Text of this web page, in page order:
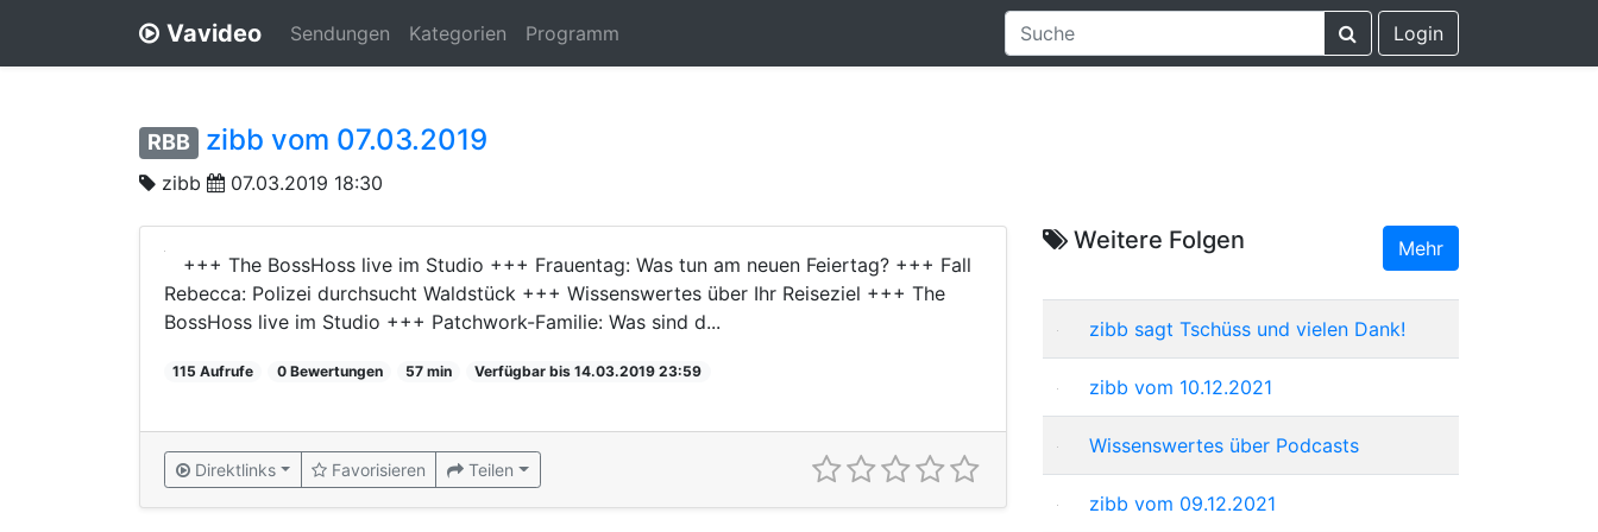
Vavideo Sendungen Kategorien Programm Login
RBB zibb vom 07.03.2019
zibb 07.03.2019 18:30
+++ The BossHoss live im Studio +++ Frauentag: Was tun am neuen Feiertag? +++ Fall
Rebecca: Polizei durchsucht Waldstück +++ Wissenswertes über Ihr Reiseziel +++ The
BossHoss live im Studio +++ Patchwork-Familie: Was sind d...
115 Aufrufe 0 Bewertungen 57 min Verfügbar bis 14.03.2019 23:59
Direktlinks Favorisieren Teilen
Weitere Folgen Mehr
zibb sagt Tschüss und vielen Dank!
zibb vom 10.12.2021
Wissenswertes über Podcasts
zibb vom 09.12.2021